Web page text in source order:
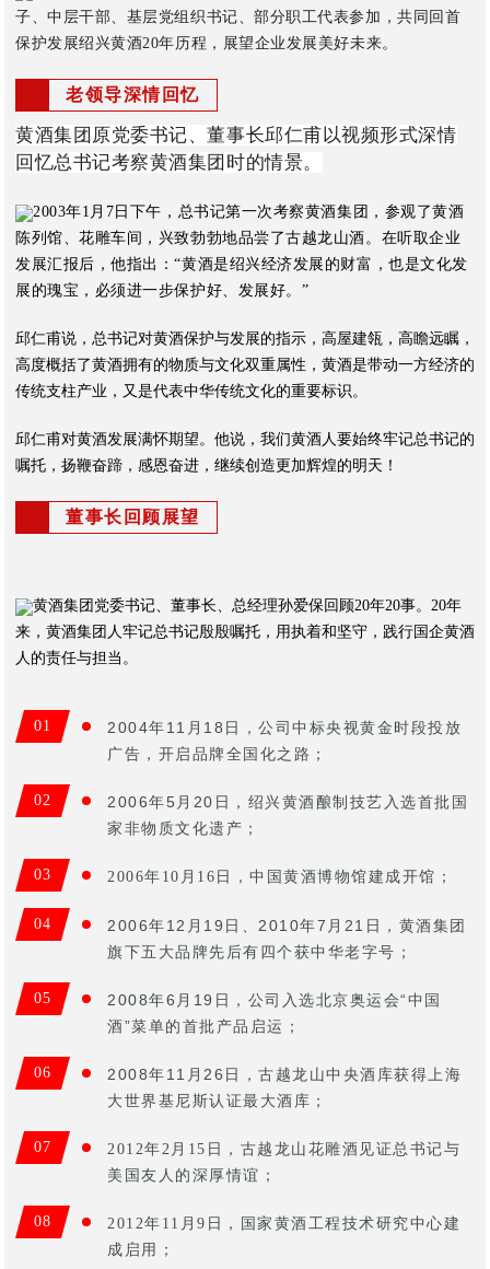
子、中层干部、基层党组织书记、部分职工代表参加，共同回首
保护发展绍兴黄酒20年历程，展望企业发展美好未来。
老领导深情回忆
黄酒集团原党委书记、董事长邱仁甫以视频形式深情
回忆总书记考察黄酒集团时的情景。
2003年1月7日下午，总书记第一次考察黄酒集团，参观了黄酒
陈列馆、花雕车间，兴致勃勃地品尝了古越龙山酒。在听取企业
发展汇报后，他指出：“黄酒是绍兴经济发展的财富，也是文化发
展的瑰宝，必须进一步保护好、发展好。”
邱仁甫说，总书记对黄酒保护与发展的指示，高屋建瓴，高瞻远瞩，
高度概括了黄酒拥有的物质与文化双重属性，黄酒是带动一方经济的
传统支柱产业，又是代表中华传统文化的重要标识。
邱仁甫对黄酒发展满怀期望。他说，我们黄酒人要始终牢记总书记的
嘱托，扬鞭奋蹄，感恩奋进，继续创造更加辉煌的明天！
董事长回顾展望
黄酒集团党委书记、董事长、总经理孙爱保回顾20年20事。20年
来，黄酒集团人牢记总书记殷殷嘱托，用执着和坚守，践行国企黄酒
人的责任与担当。
01
2004年11月18日，公司中标央视黄金时段投放
广告，开启品牌全国化之路；
02
2006年5月20日，绍兴黄酒酿制技艺入选首批国
家非物质文化遗产；
03 2006年10月16日，中国黄酒博物馆建成开馆；
04
2006年12月19日、2010年7月21日，黄酒集团
旗下五大品牌先后有四个获中华老字号；
05
2008年6月19日，公司入选北京奥运会“中国
酒”菜单的首批产品启运；
06
2008年11月26日，古越龙山中央酒库获得上海
大世界基尼斯认证最大酒库；
07
2012年2月15日，古越龙山花雕酒见证总书记与
美国友人的深厚情谊；
08
2012年11月9日，国家黄酒工程技术研究中心建
成启用；